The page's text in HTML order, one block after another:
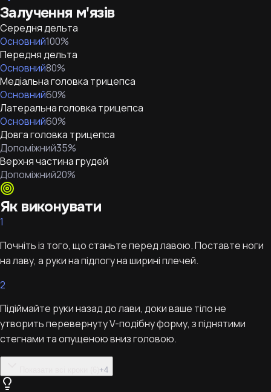
Залучення м'язів
Середня дельта
Основний100%
Передня дельта
Основний80%
Медіальна головка трицепса
Основний60%
Латеральна головка трицепса
Основний60%
Довга головка трицепса
Допоміжний35%
Верхня частина грудей
Допоміжний20%
Як виконувати
1
Почніть із того, що станьте перед лавою. Поставте ноги
на лаву, а руки на підлогу на ширині плечей.
2
Підіймайте руки назад до лави, доки ваше тіло не
утворить перевернуту V-подібну форму, з піднятими
стегнами та опущеною вниз головою.
+4